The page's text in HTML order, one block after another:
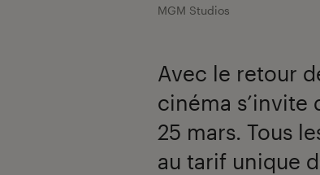
MGM Studios
Avec le retour
cinéma s’invite
25 mars. Tous
au tarif unique